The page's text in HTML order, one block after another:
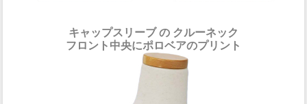
キャップスリーブ の クルーネック
フロント中央にポロベアのプリント